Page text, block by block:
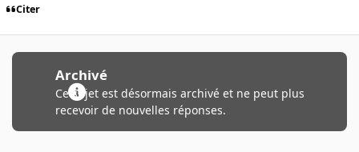
Citer
Archivé
Ce sujet est désormais archivé et ne peut plus
recevoir de nouvelles réponses.